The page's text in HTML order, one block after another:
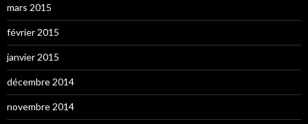
mars 2015
février 2015
janvier 2015
décembre 2014
novembre 2014